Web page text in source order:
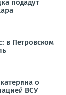
подадут
в Петровском
о
ВСУ